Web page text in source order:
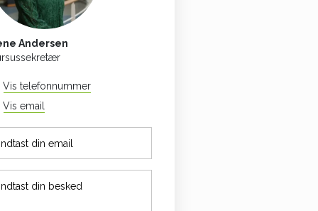
Andersen
Vis telefonnummer
Vis email